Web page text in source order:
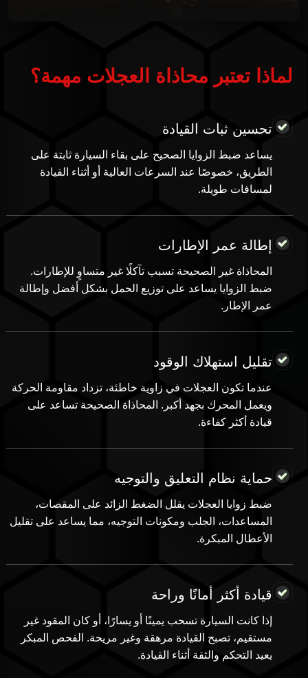
لماذا تعتبر محاذاة العجلات مهمة؟
تحسين ثبات القيادة
يساعد ضبط الزوايا الصحيح على بقاء السيارة ثابتة على
الطريق، خصوصًا عند السرعات العالية أو أثناء القيادة
لمسافات طويلة.
إطالة عمر الإطارات
المحاذاة غير الصحيحة تسبب تآكلًا غير متساوٍ للإطارات.
ضبط الزوايا يساعد على توزيع الحمل بشكل أفضل وإطالة
عمر الإطار.
تقليل استهلاك الوقود
عندما تكون العجلات في زاوية خاطئة، تزداد مقاومة الحركة
ويعمل المحرك بجهد أكبر. المحاذاة الصحيحة تساعد على
قيادة أكثر كفاءة.
حماية نظام التعليق والتوجيه
ضبط زوايا العجلات يقلل الضغط الزائد على المقصات،
المساعدات، الجلب ومكونات التوجيه، مما يساعد على تقليل
الأعطال المبكرة.
قيادة أكثر أمانًا وراحة
إذا كانت السيارة تسحب يمينًا أو يسارًا، أو كان المقود غير
مستقيم، تصبح القيادة مرهقة وغير مريحة. الفحص المبكر
يعيد التحكم والثقة أثناء القيادة.